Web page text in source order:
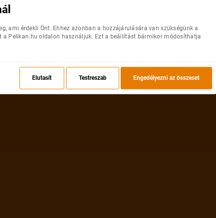
ami érdekli Önt. Ehhez azonban a hozzájárulására van szükségünk a
Pelikan.hu oldalon használjuk. Ezt a beállítást bármikor módosíthatja
Elutasít Testreszab Engedélyezni az összeset